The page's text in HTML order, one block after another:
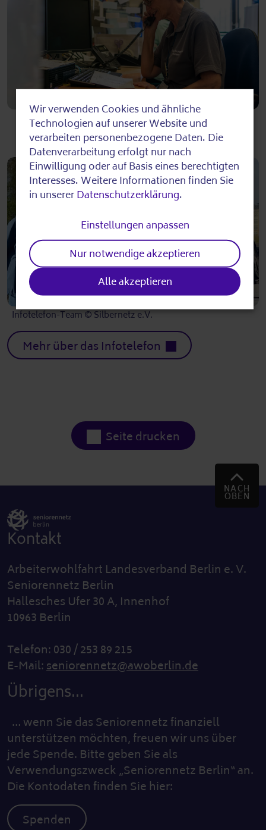
Infotelefon-Team © Silbernetz e.V.
Mehr über das Infotelefon
Seite drucken
NACH
OBEN
Kontakt
Arbeiterwohlfahrt Landesverband Berlin e. V.
Seniorennetz Berlin
Hallesches Ufer 30 A, Innenhof
10963 Berlin
Telefon: 030 / 253 89 215
E-Mail:seniorennetz@awoberlin.de
Übrigens...
… wenn Sie das Seniorennetz finanziell
unterstützen möchten, freuen wir uns über
jede Spende. Bitte geben Sie als
Verwendungszweck „Seniorennetz Berlin“ an.
Die Kontodaten finden Sie hier:
Spenden
Use
of
personal
data
and
cookies
Wir verwenden Cookies und ähnliche
Technologien auf unserer Website und
verarbeiten personenbezogene Daten. Die
Datenverarbeitung erfolgt nur nach
Einwilligung oder auf Basis eines berechtigten
Interesses. Weitere Informationen finden Sie
in unsererDatenschutzerklärung.
Einstellungen anpassen
Nur notwendige akzeptieren
Alle akzeptieren